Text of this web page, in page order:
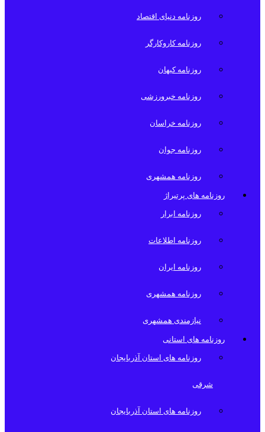
روزنامه دنیای اقتصاد
روزنامه کاروکارگر
روزنامه کیهان
روزنامه خبرورزشی
روزنامه خراسان
روزنامه جوان
روزنامه همشهری
روزنامه های پرتیراژ
روزنامه ابرار
روزنامه اطلاعات
روزنامه ایران
روزنامه همشهری
نیازمندی همشهری
روزنامه های استانی
روزنامه های استان آذربایجان
شرقی
روزنامه های استان آذربایجان